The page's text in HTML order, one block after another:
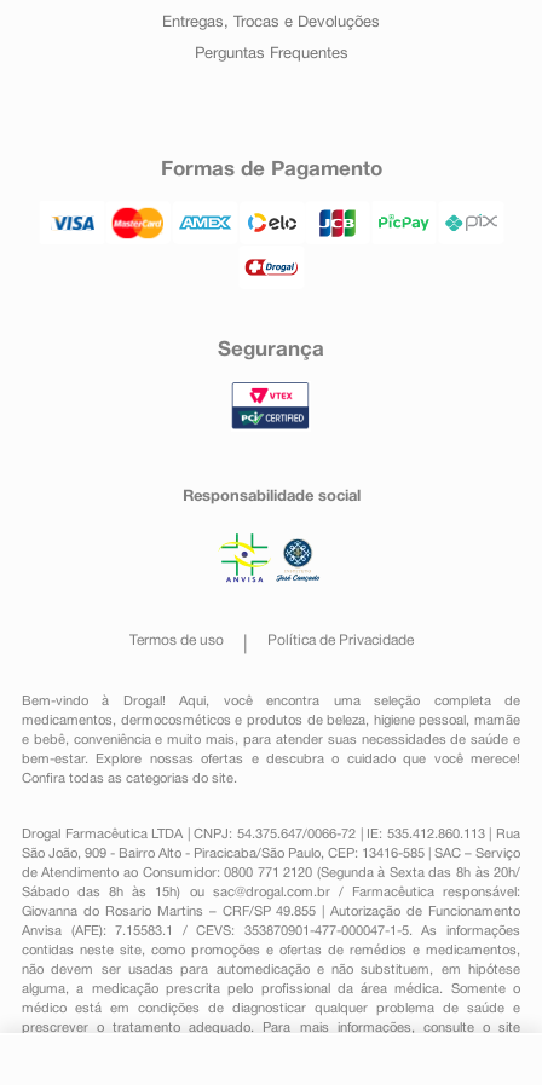
Entregas, Trocas e Devoluções
Perguntas Frequentes
Formas de Pagamento
Segurança
Responsabilidade social
Termos de uso Política de Privacidade
Bem-vindo à Drogal! Aqui, você encontra uma seleção completa de
medicamentos , dermocosméticos e produtos de beleza, higiene pessoal ,mamãe
e bebê, conveniênciae muito mais, para atender suas necessidades de saúde e
bem-estar. Explore nossas ofertas e descubra o cuidado que você merece!
Confira todas as categorias do site.
Drogal Farmacêutica LTDA | CNPJ: 54.375.647/0066-72 | IE: 535.412.860.113 | Rua
São João, 909 - Bairro Alto - Piracicaba/São Paulo, CEP: 13416-585 | SAC – Serviço
de Atendimento ao Consumidor: 0800 771 2120 (Segunda à Sexta das 8h às 20h/
Sábado das 8h às 15h) ou sac@drogal.com.br/ Farmacêutica responsável:
Giovanna do Rosario Martins – CRF/SP 49.855 | Autorização de Funcionamento
Anvisa (AFE): 7.15583.1 / CEVS: 353870901-477-000047-1-5. As informações
contidas neste site, como promoções e ofertas de remédios e medicamentos,
não devem ser usadas para automedicação e não substituem, em hipótese
alguma, a medicação prescrita pelo profissional da área médica. Somente o
médico está em condições de diagnosticar qualquer problema de saúde e
prescrever o tratamento adequado. Para mais informações, consulte o site